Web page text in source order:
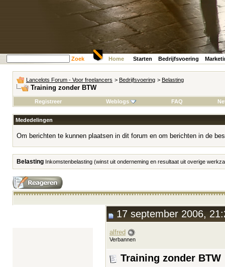
Zoek Home Starten Bedrijfsvoering
Lancelots Forum - Voor freelancers > Bedrijfsvoering > Belasting
Training zonder BTW
Registreer Weblogs FAQ
Mededelingen
Om berichten te kunnen plaatsen in dit forum en om berichten in de
Belasting Inkomstenbelasting (winst uit onderneming en resultaat uit overige
17 september 2006,
alfred
Verbannen
Training zonder BTW